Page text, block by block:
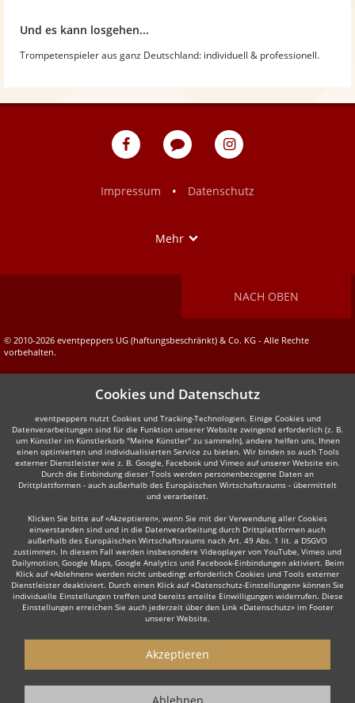
Und es kann losgehen...
Trompetenspieler aus ganz Deutschland: individuell & professionell.
eventpeppers
Blog
eventpeppers
Impressum
• Datenschutz
Mehr
NACH OBEN
© 2010-2026 eventpeppers UG (haftungsbeschränkt) & Co. KG - Alle Rechte
vorbehalten.
Cookies und Datenschutz
eventpeppers nutzt Cookies und Tracking-Technologien. Einige Cookies und
Datenverarbeitungen sind für die Funktion unserer Website zwingend erforderlich (z. B.
um Künstler im Künstlerkorb "Meine Künstler" zu sammeln), andere helfen uns, Ihnen
einen optimierten und individualisierten Service zu bieten. Wir binden so auch Tools
externer Dienstleister wie z. B. Google, Facebook und Vimeo auf unserer Website ein.
Durch die Einbindung dieser Tools werden personenbezogene Daten an
Drittplattformen - auch außerhalb des Europäischen Wirtschaftsraums - übermittelt
und verarbeitet.
Klicken Sie bitte auf «Akzeptieren», wenn Sie mit der Verwendung aller Cookies
einverstanden sind und in die Datenverarbeitung durch Drittplattformen auch
außerhalb des Europäischen Wirtschaftsraums nach Art. 49 Abs. 1 lit. a DSGVO
zustimmen. In diesem Fall werden insbesondere Videoplayer von YouTube, Vimeo und
Dailymotion, Google Maps, Google Analytics und Facebook-Einbindungen aktiviert. Beim
Klick auf «Ablehnen» werden nicht unbedingt erforderlich Cookies und Tools externer
Dienstleister deaktiviert. Durch einen Klick auf «Datenschutz-Einstellungen» können Sie
individuelle Einstellungen treffen und bereits erteilte Einwilligungen widerrufen. Diese
Einstellungen erreichen Sie auch jederzeit über den Link «Datenschutz» im Footer
unserer Website.
Akzeptieren